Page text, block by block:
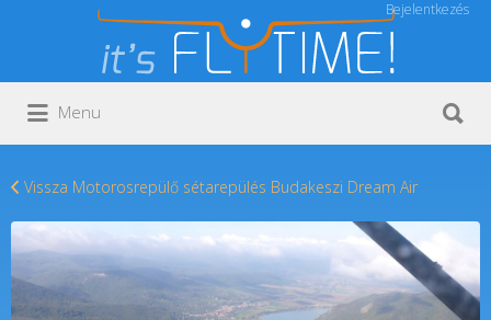
Bejelentkezés
Keresés:
Menu
Vissza Motorosrepülő sétarepülés Budakeszi Dream Air